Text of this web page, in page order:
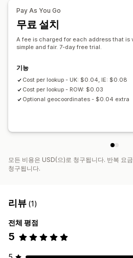
Pay As You Go
무료 설치
A fee is charged for each address that
simple and fair. 7-day free trial.
기능
Cost per lookup - UK: $0.04, IE: $0.08
Cost per lookup - ROW: $0.03
Optional geocoordinates - $0.04 extra
모든 비용은 USD(으)로 청구됩니다. 반복 요
청구됩니다.
리뷰 (1)
전체 평점
5